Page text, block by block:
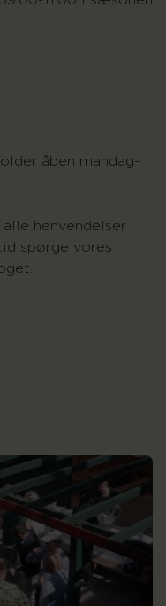
åben mandag-
henvendelser
spørge vores